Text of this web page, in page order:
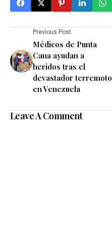
Previous Post
Médicos de Punta
Cana ayudan a
heridos tras el
devastador terremoto
en Venezuela
Leave A Comment